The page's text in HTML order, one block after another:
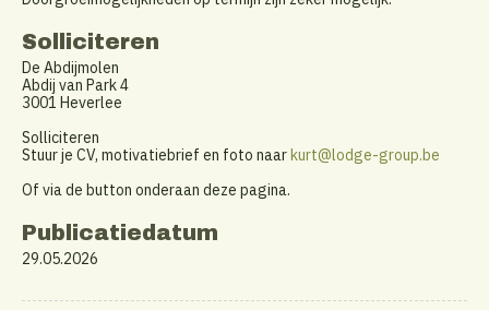
Solliciteren
De Abdijmolen
Abdij van Park 4
3001 Heverlee
Solliciteren
Stuur je CV, motivatiebrief en foto naarkurt@lodge-group.be
Of via de button onderaan deze pagina.
Publicatiedatum
29.05.2026